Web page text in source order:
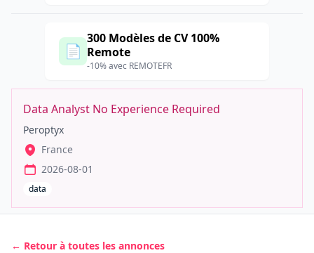
📄
300 Modèles de CV 100%
Remote
-10% avec REMOTEFR
Data Analyst No Experience Required
Peroptyx
France
2026-08-01
data
← Retour à toutes les annonces